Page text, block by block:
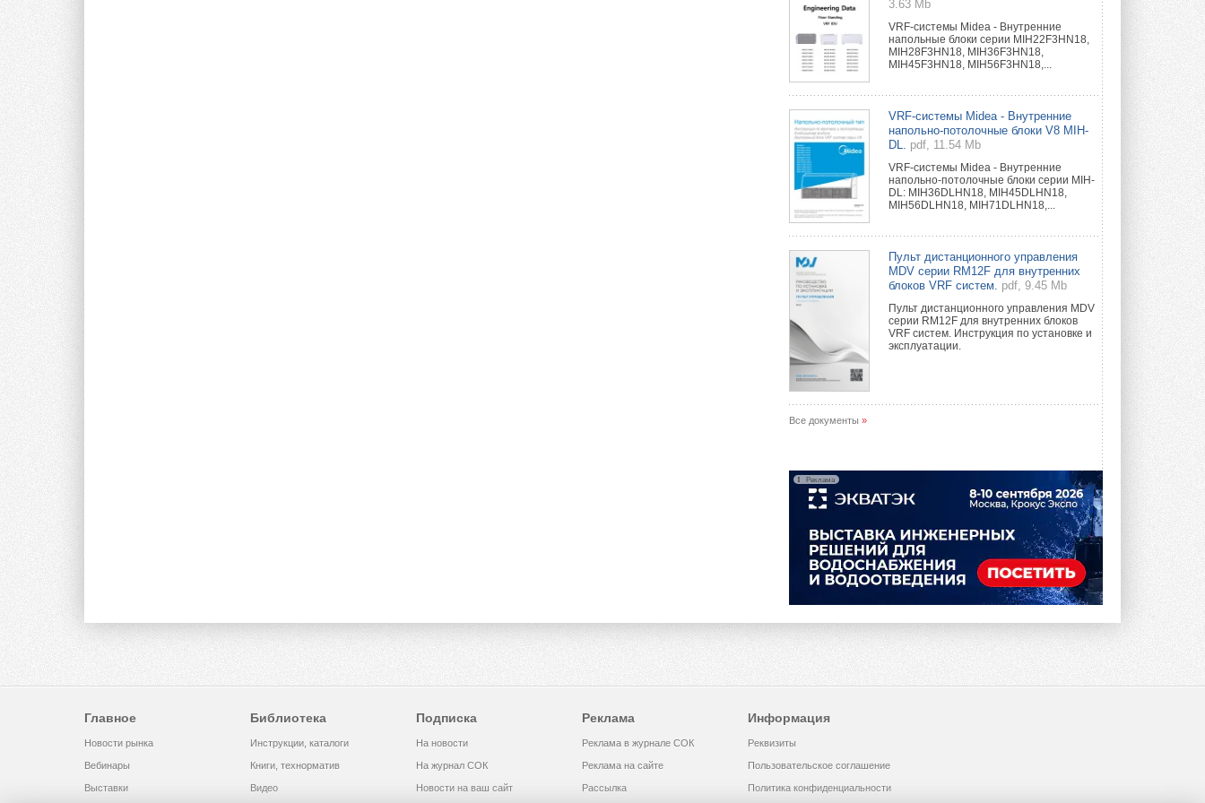
3.63 Mb
VRF-системы Midea - Внутренние
напольные блоки серии MIH22F3HN18,
MIH28F3HN18, MIH36F3HN18,
MIH45F3HN18, MIH56F3HN18,...
VRF-системы Midea - Внутренние
напольно-потолочные блоки V8 MIH-
DL.
pdf, 11.54 Mb
VRF-системы Midea - Внутренние
напольно-потолочные блоки серии MIH-
DL: MIH36DLHN18, MIH45DLHN18,
MIH56DLHN18, MIH71DLHN18,...
Пульт дистанционного управления
MDV серии RM12F для внутренних
блоков VRF систем.
pdf, 9.45 Mb
Пульт дистанционного управления MDV
серии RM12F для внутренних блоков
VRF систем. Инструкция по установке и
эксплуатации.
Все документы »
Реклама
Главное
Новости рынка
Вебинары
Выставки
Библиотека
Инструкции, каталоги
Книги, технорматив
Видео
Подписка
На новости
На журнал СОК
Новости на ваш сайт
Реклама
Реклама в журнале СОК
Реклама на сайте
Рассылка
Информация
Реквизиты
Пользовательское соглашение
Политика конфиденциальности